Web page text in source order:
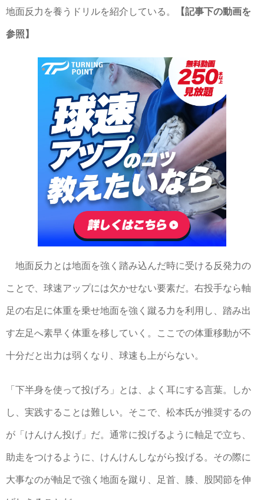
地面反力を養うドリルを紹介している。 【記事下の動画を
参照】
地面反力とは地面を強く踏み込んだ時に受ける反発力の
ことで、球速アップには欠かせない要素だ。右投手なら軸
足の右足に体重を乗せ地面を強く蹴る力を利用し、踏み出
す左足へ素早く体重を移していく。ここでの体重移動が不
十分だと出力は弱くなり、球速も上がらない。
「下半身を使って投げろ」とは、よく耳にする言葉。しか
し、実践することは難しい。そこで、松本氏が推奨するの
が「けんけん投げ」だ。通常に投げるように軸足で立ち、
助走をつけるように、けんけんしながら投げる。その際に
大事なのが軸足で強く地面を蹴り、足首、膝、股関節を伸